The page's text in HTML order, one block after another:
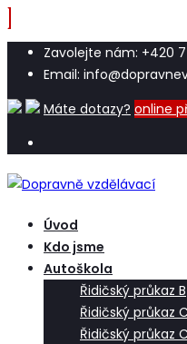
Zavolejte nám: +420
Email:
Máte dotazy? online
Úvod
Kdo jsme
Autoškola
Řidičský průkaz B
Řidičský průkaz C
Řidičský průkaz